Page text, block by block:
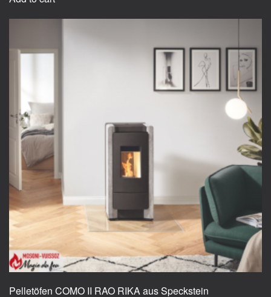
Pelletöfen COMO II RAO RIKA aus Speckstein